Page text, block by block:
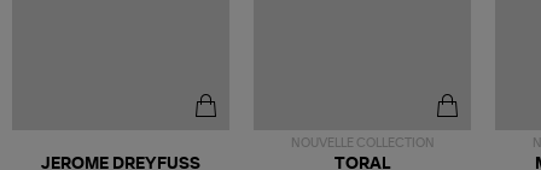
JEROME DREYFUSS
NOUVELLE COLLECTION
TORAL